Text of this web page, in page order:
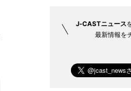
J-CASTニュース
最新情報を